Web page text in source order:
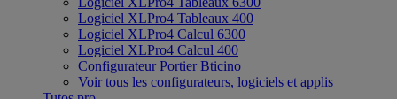
Logiciel XLPro4 Tableaux 400
Logiciel XLPro4 Calcul 6300
Logiciel XLPro4 Calcul 400
Configurateur Portier Bticino
Voir tous les configurateurs, logiciels et applis